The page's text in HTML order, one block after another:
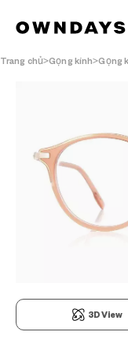
Trang chủ Gọng kính Gọng
3D View